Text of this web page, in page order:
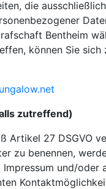
die
Bentheim
können Sie sich
zutreffend)
Artikel 27 DSGVO
zu benennen,
Impressum und/oder